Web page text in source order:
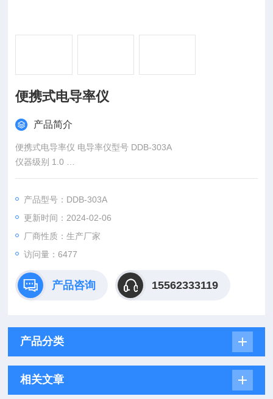
便携式电导率仪
产品简介
便携式电导率仪 电导率仪型号 DDB-303A
仪器级别 1.0
测量参数 电导率
基本误差 （±0.7%F.S）/3h
稳定性 ±1.0%F.S
产品型号：DDB-303A
更新时间：2024-02-06
厂商性质：生产厂家
访问量：6477
产品咨询 15562333119
产品分类
相关文章